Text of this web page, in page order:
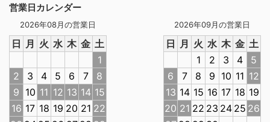
営業日カレンダー
2026年08月の営業日
日 月 火 水 木 金 土
1
2
3 4 5 6 7
8
9 10 11 12 13 14 15
16 17 18 19 20 21 22
2026年09月の営業日
日 月 火 水 木 金 土
1
2 3 4
5
6
7 8 9 10 11 12
13 14 15 16 17 18 19
20 21 22 23 24 25 26